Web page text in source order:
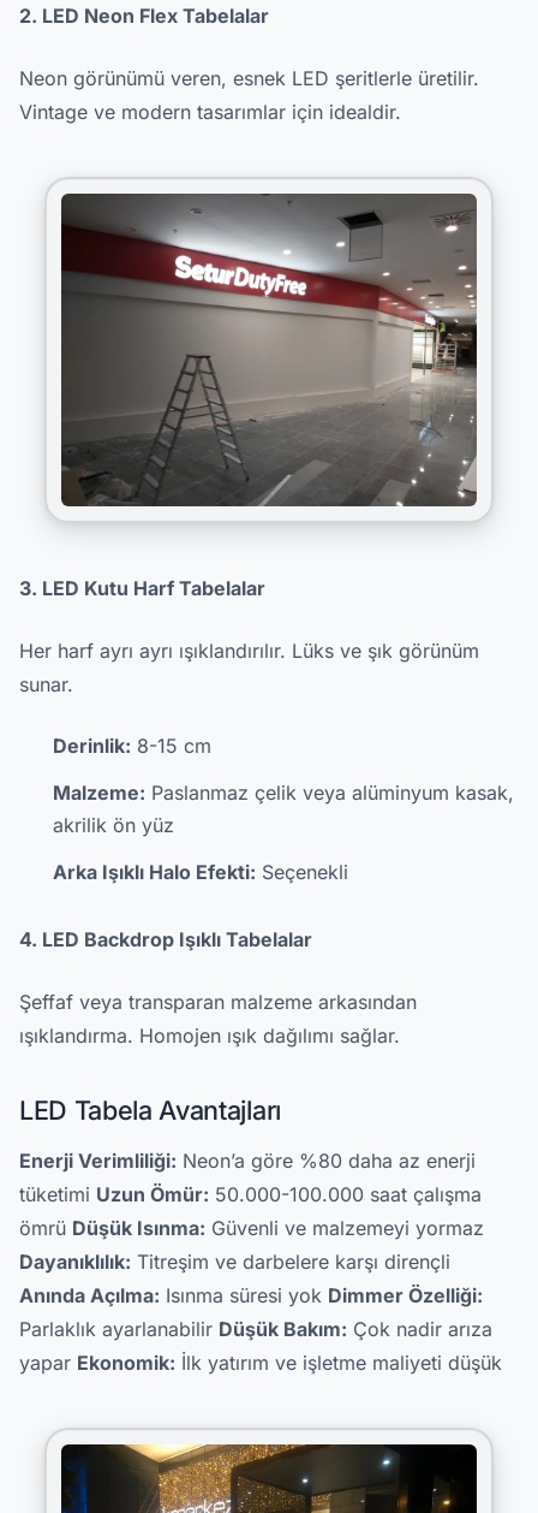
2. LED Neon Flex Tabelalar
Neon görünümü veren, esnek LED şeritlerle üretilir.
Vintage ve modern tasarımlar için idealdir.
3. LED Kutu Harf Tabelalar
Her harf ayrı ayrı ışıklandırılır. Lüks ve şık görünüm
sunar.
Derinlik: 8-15 cm
Malzeme: Paslanmaz çelik veya alüminyum kasak,
akrilik ön yüz
Arka Işıklı Halo Efekti: Seçenekli
4. LED Backdrop Işıklı Tabelalar
Şeffaf veya transparan malzeme arkasından
ışıklandırma. Homojen ışık dağılımı sağlar.
LED Tabela Avantajları
Enerji Verimliliği: Neon’a göre %80 daha az enerji
tüketimi Uzun Ömür: 50.000-100.000 saat çalışma
ömrü Düşük Isınma: Güvenli ve malzemeyi yormaz
Dayanıklılık: Titreşim ve darbelere karşı dirençli
Anında Açılma: Isınma süresi yok Dimmer Özelliği:
Parlaklık ayarlanabilir Düşük Bakım: Çok nadir arıza
yapar Ekonomik: İlk yatırım ve işletme maliyeti düşük